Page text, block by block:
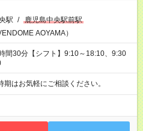
駅 / 鹿児島中央駅前駅
AOYAMA）
間30分【シフト】9:10～18:10、9:30
はお気軽にご相談ください。